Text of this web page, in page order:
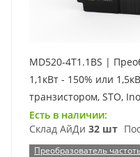
MD520-4T1.1BS |
1,1кВт - 150% или
транзистором, STO,
Есть в наличии:
Склад АйДи 32 шт
Преобразователь